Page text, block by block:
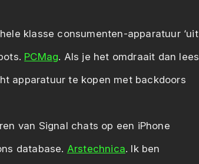
klasse consumenten-apparatuur ‘uit
PCMag. Als je het omdraait dan lees
apparatuur te kopen met backdoors
van Signal chats op een iPhone
database. Arstechnica. Ik ben